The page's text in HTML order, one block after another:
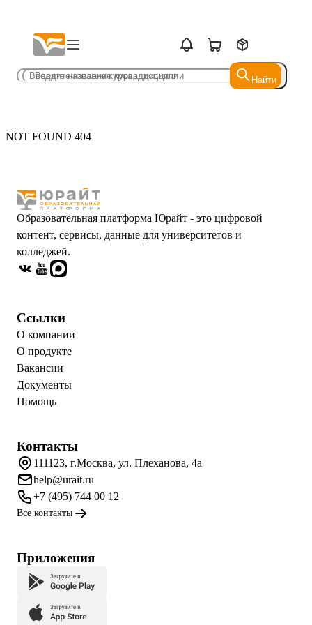
Найти
Найти
NOT FOUND 404
Образовательная платформа Юрайт - это цифровой
контент, сервисы, данные для университетов и
колледжей.
Ссылки
О компании
О продукте
Вакансии
Документы
Помощь
Контакты
111123, г.Москва, ул. Плеханова, 4а
help@urait.ru
+7 (495) 744 00 12
Все контакты
Приложения